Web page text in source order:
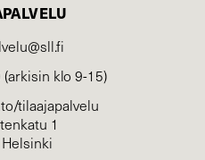
(arkisin klo 9-15)
tilaajapalvelu
1